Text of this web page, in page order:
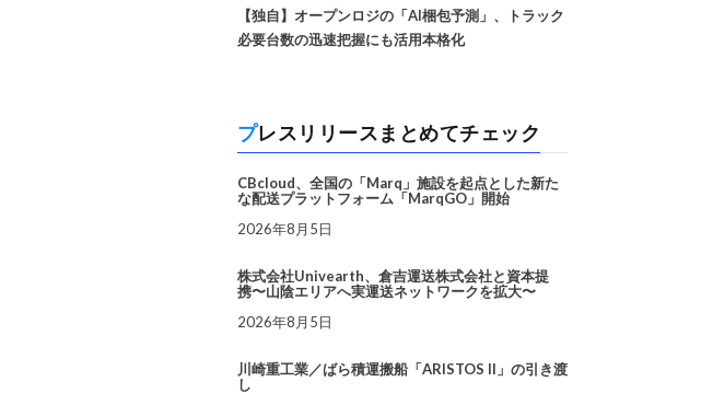
【独自】オープンロジの「AI梱包予測」、トラック
必要台数の迅速把握にも活用本格化
プレスリリースまとめてチェック
CBcloud、全国の「Marq」施設を起点とした新た
な配送プラットフォーム「MarqGO」開始
2026年8月5日
株式会社Univearth、倉吉運送株式会社と資本提
携〜山陰エリアへ実運送ネットワークを拡大〜
2026年8月5日
川崎重工業／ばら積運搬船「ARISTOS II」の引き渡
し